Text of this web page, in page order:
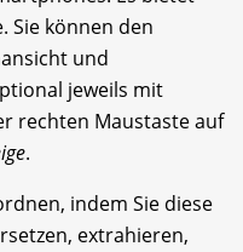
Sie können den
und
jeweils mit
rechten Maustaste auf
.
indem Sie diese
extrahieren,